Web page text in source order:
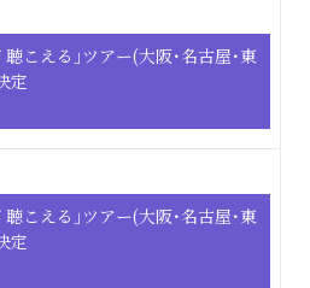
こえる｣ツアー(大阪･名古屋･東
定
こえる｣ツアー(大阪･名古屋･東
定